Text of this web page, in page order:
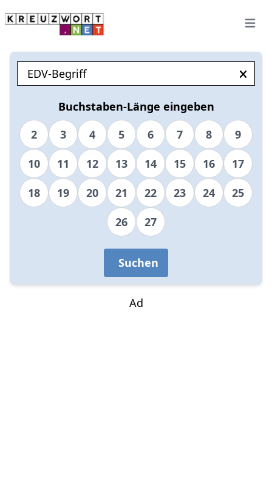
Open
Buchstaben-Länge eingeben
2
3 4 5 6 7 8
9
10
11 12 13 14 15 16
17
18
19 20 21 22 23 24
25
26
27
Suchen
Ad